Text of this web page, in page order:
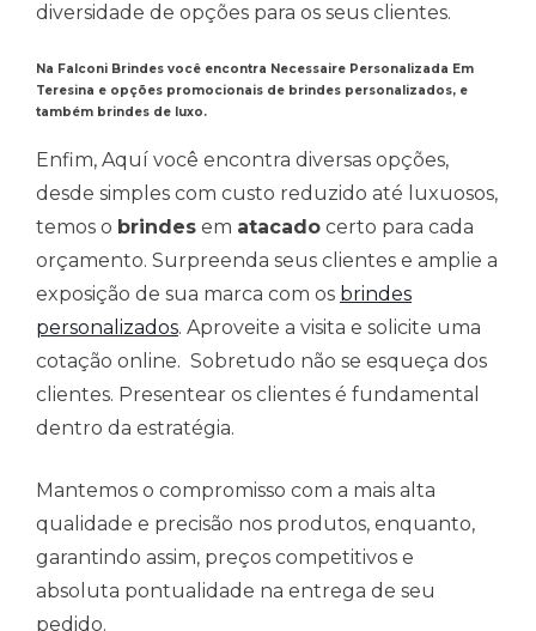
diversidade de opções para os seus clientes.
Na Falconi Brindes você encontra Necessaire Personalizada Em
Teresina e opções promocionais de brindes personalizados, e
também brindes de luxo.
Enfim, Aquí você encontra diversas opções,
desde simples com custo reduzido até luxuosos,
temos o brindes em atacado certo para cada
orçamento. Surpreenda seus clientes e amplie a
exposição de sua marca com os brindes
personalizados. Aproveite a visita e solicite uma
cotação online. Sobretudo não se esqueça dos
clientes. Presentear os clientes é fundamental
dentro da estratégia.
Mantemos o compromisso com a mais alta
qualidade e precisão nos produtos, enquanto,
garantindo assim, preços competitivos e
absoluta pontualidade na entrega de seu
pedido.